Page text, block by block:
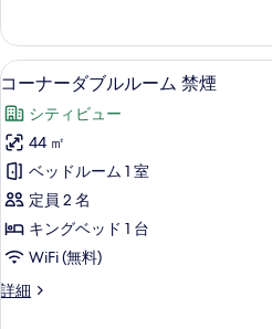
表
示
す
る
ム
禁
煙
の
す
べ
て
の
写
真
ス
ツ
イ
ル
ー
ム
禁
煙
の
詳
細
コ
ー
ナ
ー
ダ
ブ
ル
ル
ー
6
コーナーダブルルーム 禁煙
シティビュー
44 ㎡
ベッドルーム 1 室
定員 2 名
キングベッド 1 台
WiFi (無料)
詳細
コ